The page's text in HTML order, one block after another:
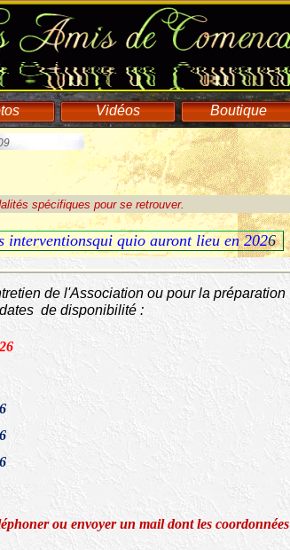
Vidéos Boutique
spécifiques pour se retrouver.
interventionsqui quio auront lieu en 2026
de l'Association ou pour la préparation
de disponibilité :
ou envoyer un mail dont les coordonnées